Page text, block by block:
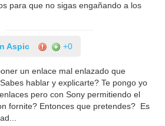
para que no sigas engañando a los
Aspic +0
un enlace mal enlazado que
hablar y explicarte? Te pongo yo
pero con Sony permitiendo el
fornite? Entonces que pretendes? Es